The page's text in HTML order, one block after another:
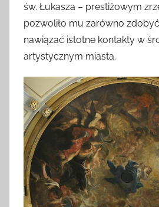
św. Łukasza – prestiżowym
pozwoliło mu zarówno
nawiązać istotne kontakty w
artystycznym miasta.